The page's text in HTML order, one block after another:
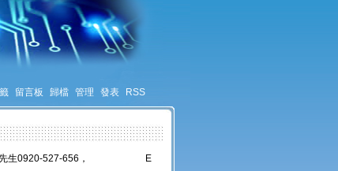
留言板 歸檔 管理 發表 RSS
聯絡 施先生0920-527-656， E